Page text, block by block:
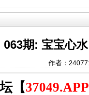
063期: 宝宝心
作者：
【37049.APP